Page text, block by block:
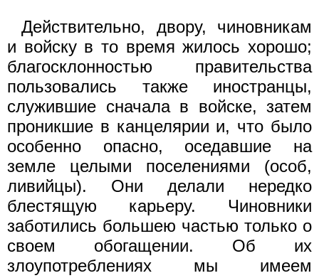
Действительно, двору, чиновникам
и войску в то время жилось хорошо;
благосклонностью правительства
пользовались также иностранцы,
служившие сначала в войске, затем
проникшие в канцелярии и, что было
особенно опасно, оседавшие на
земле целыми поселениями (особ,
ливийцы). Они делали нередко
блестящую карьеру. Чиновники
заботились большею частью только о
своем обогащении. Об их
злоупотреблениях мы имеем